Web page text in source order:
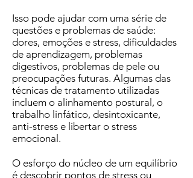
Isso pode ajudar com uma série de
questões e problemas de saúde:
dores, emoções e stress, dificuldades
de aprendizagem, problemas
digestivos, problemas de pele ou
preocupações futuras. Algumas das
técnicas de tratamento utilizadas
incluem o alinhamento postural, o
trabalho linfático, desintoxicante,
anti-stress e libertar o stress
emocional.
O esforço do núcleo de um equilíbrio
é descobrir pontos de stress ou